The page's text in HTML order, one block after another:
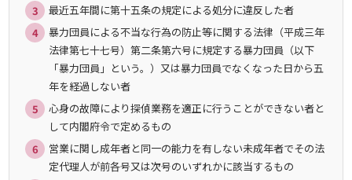
最近五年間に第十五条の規定による処分に違反した者
暴力団員による不当な行為の防止等に関する法律（平成三年
法律第七十七号）第二条第六号に規定する暴力団員（以下
「暴力団員」という。）又は暴力団員でなくなった日から五
年を経過しない者
心身の故障により探偵業務を適正に行うことができない者と
して内閣府令で定めるもの
営業に関し成年者と同一の能力を有しない未成年者でその法
定代理人が前各号又は次号のいずれかに該当するもの